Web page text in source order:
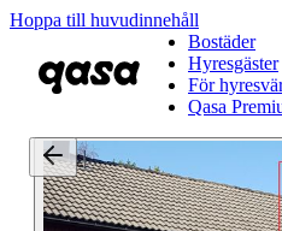
Hoppa till huvudinnehåll
Bostäder
Hyresgäster
För
Qasa